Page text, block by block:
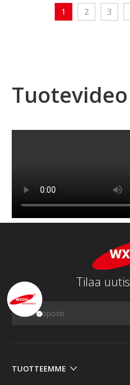
1 2 3
Tuotevideo
Tilaa
TUOTTEEMME